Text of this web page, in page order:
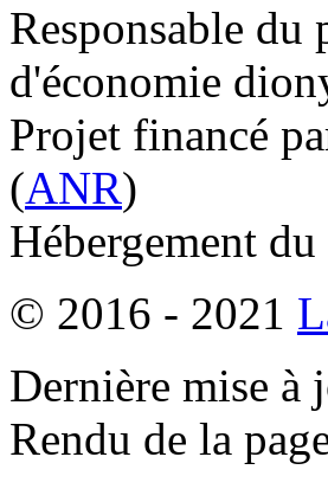
Responsable
d'économie
Projet financé
(ANR)
Hébergement du
© 2016 - 2021
Dernière mise
Rendu de la